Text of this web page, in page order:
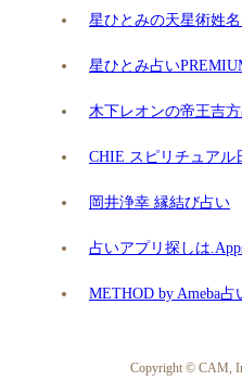
星ひとみの天星術姓
星ひとみ占い
木下レオンの帝王吉
CHIE スピリチュアル
岡井浄幸 縁結び占い
占いアプリ探しは
METHOD by Ameba占
Copyright © CAM,